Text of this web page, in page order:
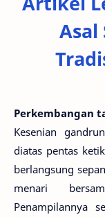
Perkembangan
Kesenian
diatas pentas
berlangsung
menari
Penampilannya